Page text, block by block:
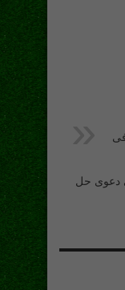
دعوى حل